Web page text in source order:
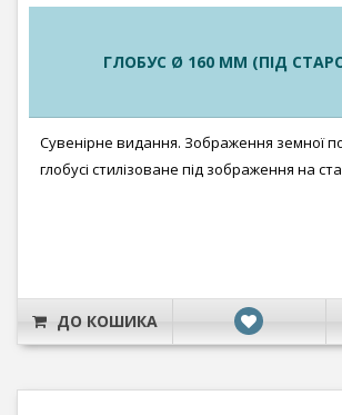
ГЛОБУС Ø 160 ММ (ПІД
Сувенірне видання. Зображення земної
глобусі стилізоване під зображення на
ДО КОШИКА